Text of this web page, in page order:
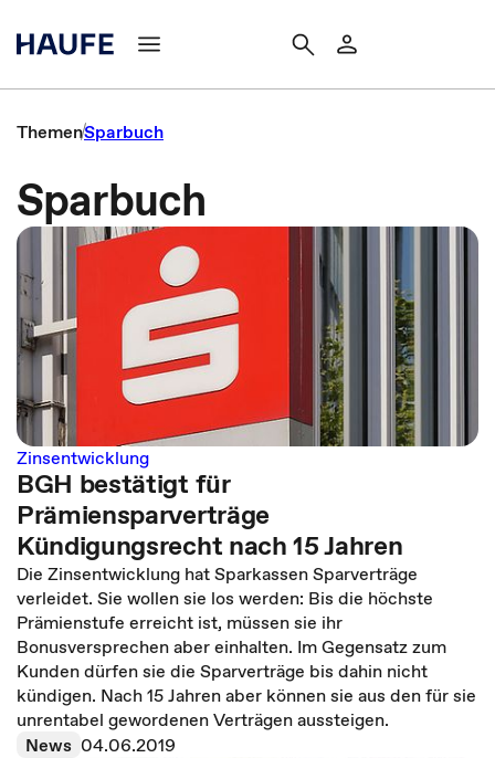
ThemenSparbuch
Sparbuch
Zinsentwicklung
BGH bestätigt für
Prämiensparverträge
Kündigungsrecht nach 15 Jahren
Die Zinsentwicklung hat Sparkassen Sparverträge
verleidet. Sie wollen sie los werden: Bis die höchste
Prämienstufe erreicht ist, müssen sie ihr
Bonusversprechen aber einhalten. Im Gegensatz zum
Kunden dürfen sie die Sparverträge bis dahin nicht
kündigen. Nach 15 Jahren aber können sie aus den für sie
unrentabel gewordenen Verträgen aussteigen.
News 04.06.2019